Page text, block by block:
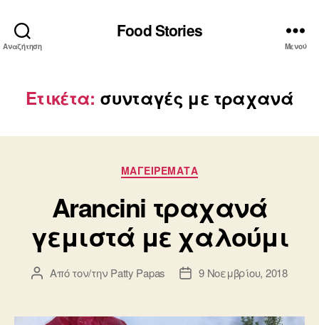
Αναζήτηση
Food Stories
Μενού
Ετικέτα: συνταγές με τραχανά
Κατηγορίες
ΜΑΓΕΙΡΕΜΑΤΑ
Arancini τραχανά
γεμιστά με χαλούμι
Συντάκτης
Από τον/την Patty Papas
Ημ.9 Νοεμβρίου, 2018